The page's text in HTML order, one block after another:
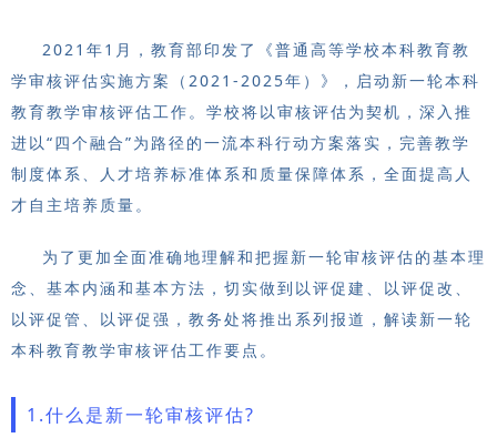
2021年1月，教育部印发了《普通高等学校本科教育教
学审核评估实施方案（2021-2025年）》，启动新一轮本科
教育教学审核评估工作。学校将以审核评估为契机，深入推
进以“四个融合”为路径的一流本科行动方案落实，完善教学
制度体系、人才培养标准体系和质量保障体系，全面提高人
才自主培养质量。
为了更加全面准确地理解和把握新一轮审核评估的基本理
念、基本内涵和基本方法，切实做到以评促建、以评促改、
以评促管、以评促强，教务处将推出系列报道，解读新一轮
本科教育教学审核评估工作要点。
1.什么是新一轮审核评估?